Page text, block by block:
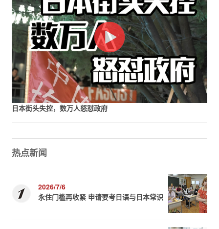
日本街头失控，数万人怒怼政府
热点新闻
2026/7/6
永住门槛再收紧 申请要考日语与日本常识